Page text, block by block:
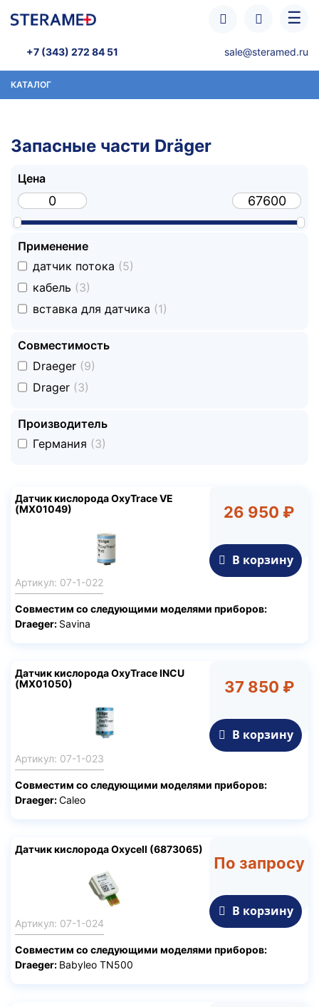
☰
+7 (343) 272 84 51 sale@steramed.ru
КАТАЛОГ
Запасные части Dräger
26 950 ₽
В корзину
Датчик кислорода OxyTrace VE
(MX01049)
Артикул: 07-1-022
Совместим со следующими моделями приборов:
Draeger: Savina
37 850 ₽
В корзину
Датчик кислорода OxyTrace INCU
(MX01050)
Артикул: 07-1-023
Совместим со следующими моделями приборов:
Draeger:Caleo
По запросу
В корзину
Датчик кислорода Oxycell (6873065)
Артикул: 07-1-024
Совместим со следующими моделями приборов:
Draeger: Babyleo TN500
Цена
Применение
undefined
датчик потока (5)
undefined
кабель (3)
undefined
вставка для датчика (1)
Совместимость
undefined
Draeger (9)
undefined
Drager (3)
Производитель
undefined
Германия (3)